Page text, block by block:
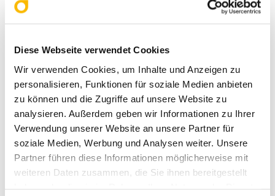
Diese Webseite verwendet Cookies
Wir verwenden Cookies, um Inhalte und Anzeigen zu
personalisieren, Funktionen für soziale Medien anbieten
zu können und die Zugriffe auf unsere Website zu
analysieren. Außerdem geben wir Informationen zu Ihrer
Verwendung unserer Website an unsere Partner für
soziale Medien, Werbung und Analysen weiter. Unsere
Partner führen diese Informationen möglicherweise mit
weiteren Daten zusammen, die Sie ihnen bereitgestellt
kleine Messestand bietet
Besucher-Ansprache, digitalen
Contentund Platz für ruhige
Kunden-Gespräche. Die
eingerückte Meeting-Ecke wirkt
einladend und suggeriert durch die
geschickte Platzierung des